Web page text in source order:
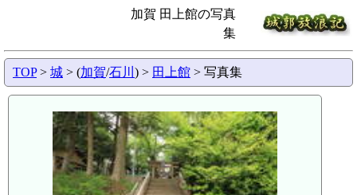
加賀 田上館の写真
集
TOP> 城 > (加賀/石川 ) > 田上館 > 写真集